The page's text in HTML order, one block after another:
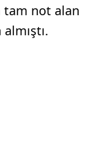
tam not alan